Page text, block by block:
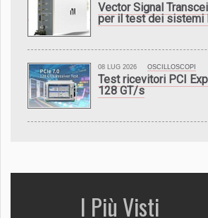
Vector Signal
per il test dei sistemi
08 LUG 2026 OSCILLOSCOPI
Test ricevitori PCI
128 GT/s
I Più Visti